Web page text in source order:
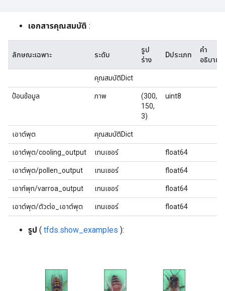
เอกสารคุณสมบัติ :
ลักษณะเฉพาะ ระดับ
รูป
ร่าง
Dประเภท
คำ
อธิบาย
คุณสมบัติDict
ป้อนข้อมูล ภาพ
(300,
150,
3)
uint8
เอาต์พุต คุณสมบัติDict
เอาต์พุต/cooling_output เทนเซอร์ float64
เอาต์พุต/pollen_output เทนเซอร์ float64
เอาท์พุท/varroa_output เทนเซอร์ float64
เอาต์พุต/ตัวต่อ_เอาต์พุต เทนเซอร์ float64
รูป ( tfds.show_examples ):